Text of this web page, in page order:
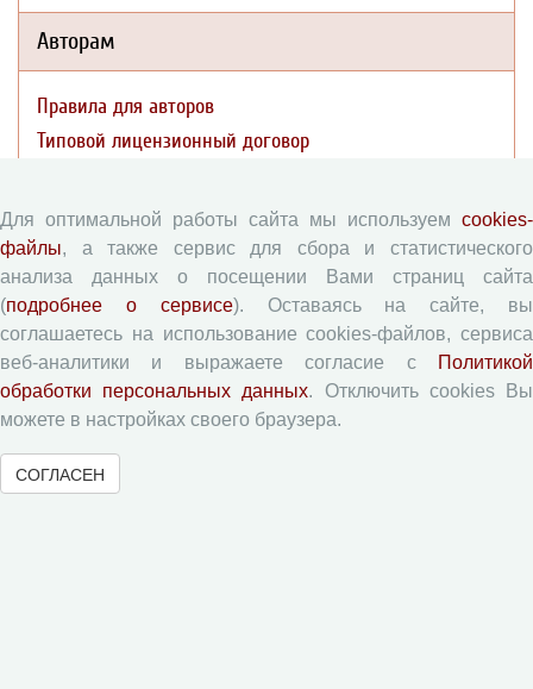
Авторам
Правила для авторов
Типовой лицензионный договор
Авторские права
Приватность
Рецензентам
Памятка рецензенту
Форма рецензии
Журналы ВолНЦ РАН
Для оптимальной работы сайта мы используем cookies-
файлы, а также сервис для сбора и статистического
анализа данных о посещении Вами страниц сайта
(подробнее о сервисе). Оставаясь на сайте, вы
соглашаетесь на использование cookies-файлов, сервиса
веб-аналитики и выражаете согласие с
Политикой
обработки персональных данных. Отключить cookies Вы
можете в настройках своего браузера.
СОГЛАСЕН